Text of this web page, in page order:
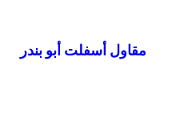
المحتوى
مقاول أسفلت أبو بندر